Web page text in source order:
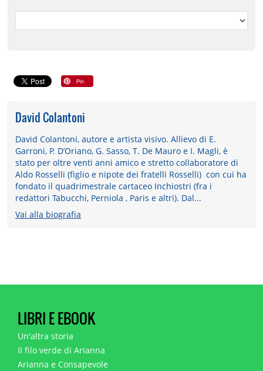
David Colantoni
David Colantoni, autore e artista visivo. Allievo di E.
Garroni, P. D’Oriano, G. Sasso, T. De Mauro e I. Magli, è
stato per oltre venti anni amico e stretto collaboratore di
Aldo Rosselli (figlio e nipote dei fratelli Rosselli) con cui ha
fondato il quadrimestrale cartaceo Inchiostri (fra i
redattori Tabucchi, Perniola , Paris e altri). Dal...
Vai alla biografia
LIBRI E EBOOK
Un'altra storia
Il filo verde di Arianna
Arianna e Consapevole